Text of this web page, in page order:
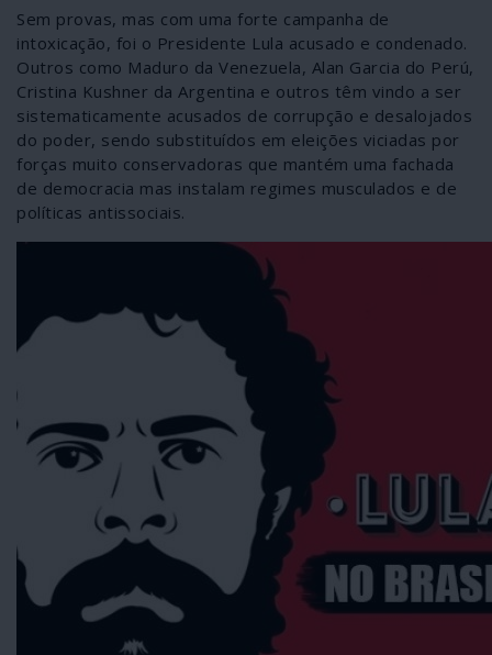
Sem provas, mas com uma forte campanha de
intoxicação, foi o Presidente Lula acusado e condenado.
Outros como Maduro da Venezuela, Alan Garcia do Perú,
Cristina Kushner da Argentina e outros têm vindo a ser
sistematicamente acusados de corrupção e desalojados
do poder, sendo substituídos em eleições viciadas por
forças muito conservadoras que mantém uma fachada
de democracia mas instalam regimes musculados e de
políticas antissociais.